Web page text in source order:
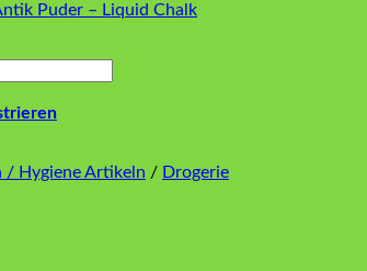
Puder – Liquid Chalk
/ Hygiene Artikeln / Drogerie